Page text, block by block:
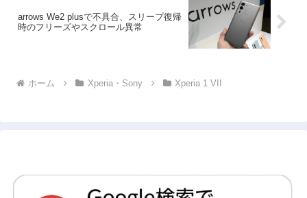
arrows We2 plusで不具合、スリープ復帰
時のフリーズやスクロール異常
ホーム Xperia・Sony Xperia 1 VII